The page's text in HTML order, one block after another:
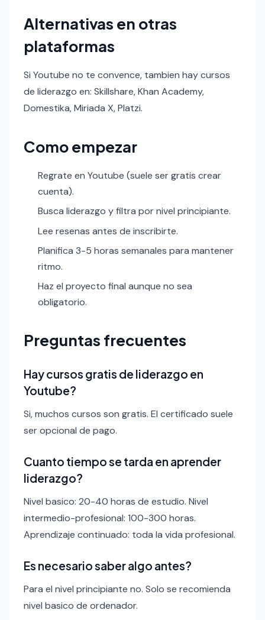
Alternativas en otras
plataformas
Si Youtube no te convence, tambien hay cursos
de liderazgo en: Skillshare, Khan Academy,
Domestika, Miriada X, Platzi.
Como empezar
Regrate en Youtube (suele ser gratis crear
cuenta).
Busca liderazgo y filtra por nivel principiante.
Lee resenas antes de inscribirte.
Planifica 3-5 horas semanales para mantener
ritmo.
Haz el proyecto final aunque no sea
obligatorio.
Preguntas frecuentes
Hay cursos gratis de liderazgo en
Youtube?
Si, muchos cursos son gratis. El certificado suele
ser opcional de pago.
Cuanto tiempo se tarda en aprender
liderazgo?
Nivel basico: 20-40 horas de estudio. Nivel
intermedio-profesional: 100-300 horas.
Aprendizaje continuado: toda la vida profesional.
Es necesario saber algo antes?
Para el nivel principiante no. Solo se recomienda
nivel basico de ordenador.